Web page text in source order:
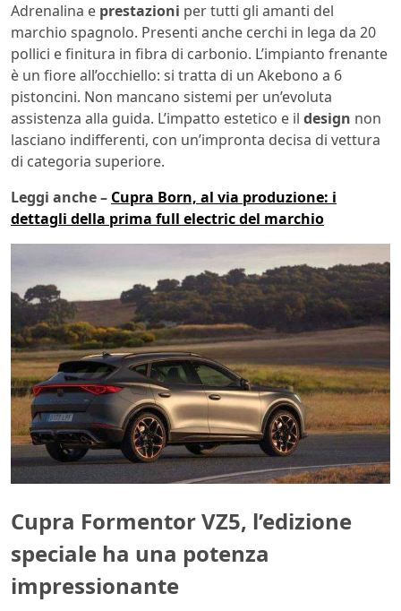
Adrenalina e prestazioni per tutti gli amanti del
marchio spagnolo. Presenti anche cerchi in lega da 20
pollici e finitura in fibra di carbonio. L’impianto frenante
è un fiore all’occhiello: si tratta di un Akebono a 6
pistoncini. Non mancano sistemi per un’evoluta
assistenza alla guida. L’impatto estetico e il design non
lasciano indifferenti, con un’impronta decisa di vettura
di categoria superiore.
Leggi anche – Cupra Born, al via produzione: i
dettagli della prima full electric del marchio
Cupra Formentor VZ5, l’edizione
speciale ha una potenza
impressionante